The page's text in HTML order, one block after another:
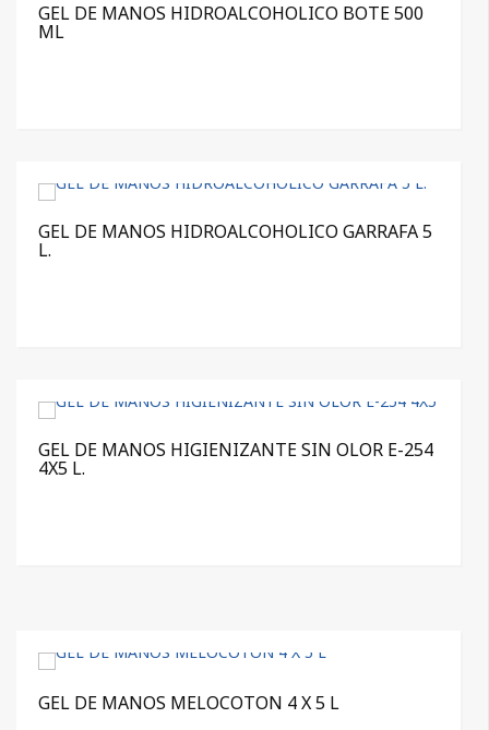
GEL DE MANOS HIDROALCOHOLICO BOTE 500
ML
GEL DE MANOS HIDROALCOHOLICO GARRAFA 5
L.
GEL DE MANOS HIGIENIZANTE SIN OLOR E-254
4X5 L.
GEL DE MANOS MELOCOTON 4 X 5 L